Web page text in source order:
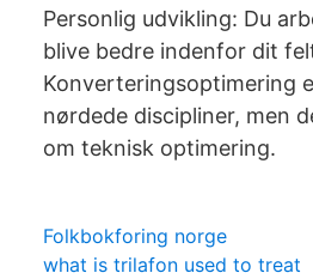
Personlig udvikling: Du
blive bedre indenfor dit
Konverteringsoptimering
nørdede discipliner, men
om teknisk optimering.
Folkbokforing norge
what is trilafon used to treat